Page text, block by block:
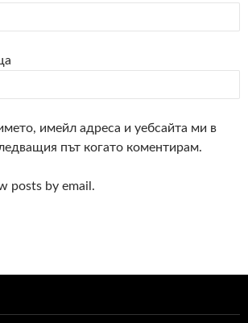
имейл адреса и уебсайта ми в
път когато коментирам.
posts by email.